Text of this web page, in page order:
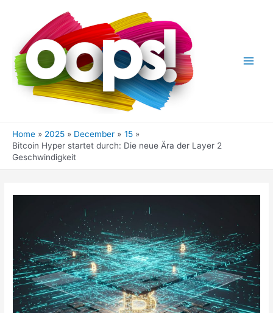
Home 2025 December
15
Bitcoin Hyper startet durch: Die neue Ära der Layer 2
Geschwindigkeit